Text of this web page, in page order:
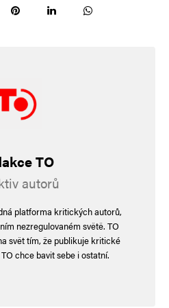
by tam Pét’a letět
tomu ho neberou na
lobby.
TO
autorů
platforma kritických autorů,
nezregulovaném světě. TO
svět tím, že publikuje kritické
chce bavit sebe i ostatní.